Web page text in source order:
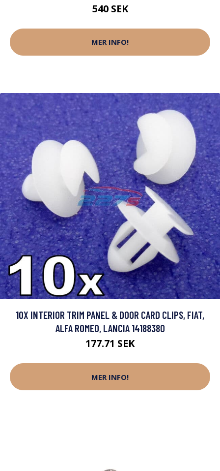
540 SEK
MER INFO!
10X INTERIOR TRIM PANEL & DOOR CARD CLIPS, FIAT,
ALFA ROMEO, LANCIA 14188380
177.71 SEK
MER INFO!